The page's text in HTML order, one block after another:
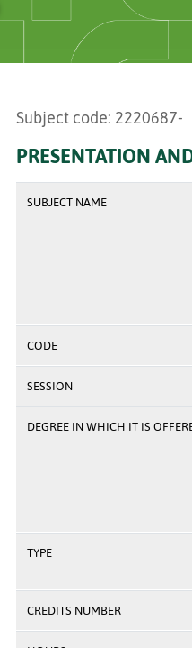
Subject code: 2220687-
PRESENTATION
SUBJECT NAME
CODE
SESSION
DEGREE IN WHICH IT IS
TYPE
CREDITS NUMBER